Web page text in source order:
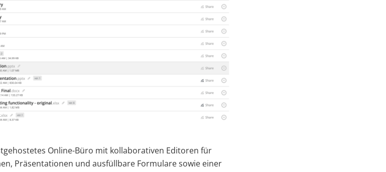
Online-Büro mit kollaborativen Editoren für
Präsentationen und ausfüllbare Formulare sowie einer